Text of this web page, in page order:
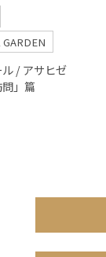
/ アサヒゼ
」篇